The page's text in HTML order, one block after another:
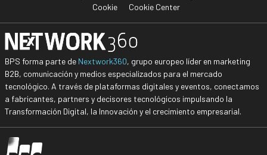
Cookie
Cookie Center
BPS forma parte de Nextwork360, grupo europeo líder en marketing
B2B, comunicación y medios especializados para el mercado
tecnológico. A través de plataformas digitales y eventos, conectamos
a fabricantes, partners y decisores tecnológicos impulsando la
Transformación Digital, la Innovación y el crecimiento empresarial.